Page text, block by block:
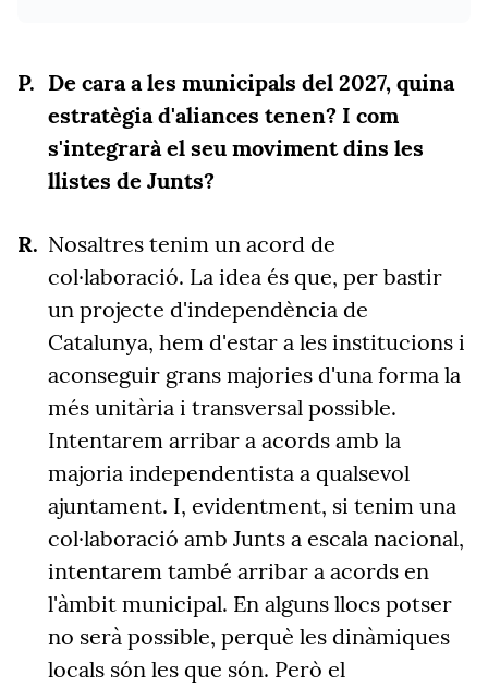
De cara a les municipals del 2027, quina
estratègia d'aliances tenen? I com
s'integrarà el seu moviment dins les
llistes de Junts?
Nosaltres tenim un acord de
col·laboració. La idea és que, per bastir
un projecte d'independència de
Catalunya, hem d'estar a les institucions i
aconseguir grans majories d'una forma la
més unitària i transversal possible.
Intentarem arribar a acords amb la
majoria independentista a qualsevol
ajuntament. I, evidentment, si tenim una
col·laboració amb Junts a escala nacional,
intentarem també arribar a acords en
l'àmbit municipal. En alguns llocs potser
no serà possible, perquè les dinàmiques
locals són les que són. Però el